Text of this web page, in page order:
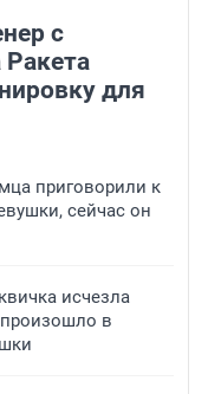
с
для
приговорили к
сейчас он
исчезла
в